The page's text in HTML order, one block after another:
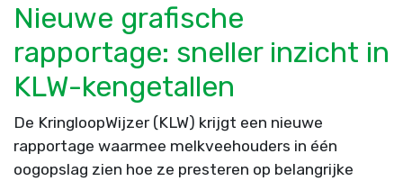
Nieuwe grafische
rapportage: sneller inzicht in
KLW-kengetallen
De KringloopWijzer (KLW) krijgt een nieuwe
rapportage waarmee melkveehouders in één
oogopslag zien hoe ze presteren op belangrijke